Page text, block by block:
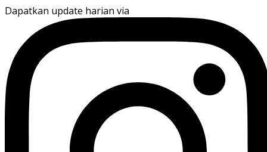
Dapatkan update harian via